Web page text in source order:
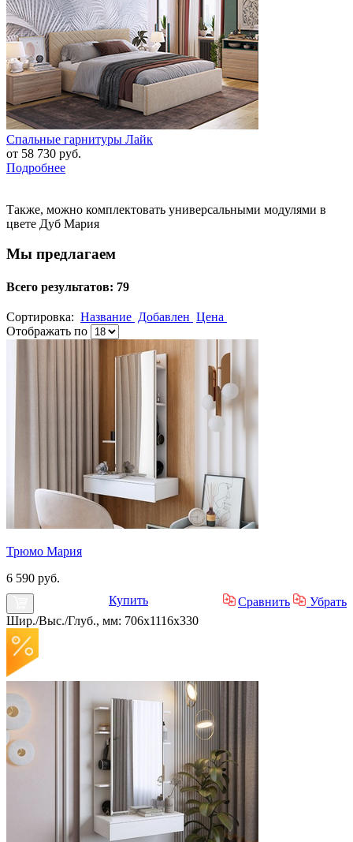
Спальные гарнитуры Лайк
от 58 730 руб.
Подробнее
Также, можно комплектовать универсальными модулями в
цвете Дуб Мария
Мы предлагаем
Всего результатов: 79
Сортировка: Название Добавлен Цена
Отображать по
Трюмо Мария
6 590 руб.
Купить
Сравнить
Убрать
Шир./Выс./Глуб., мм: 706x1116x330